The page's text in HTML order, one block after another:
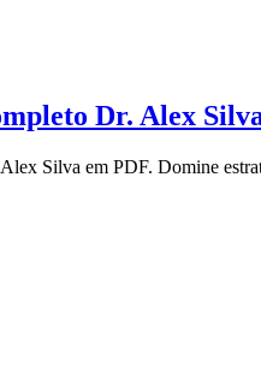
Dr. Alex
Silva em PDF. Domine